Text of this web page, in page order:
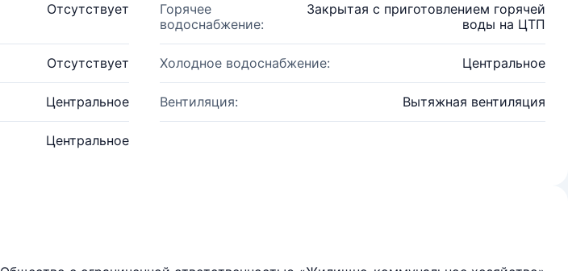
Отсутствует
Горячее
водоснабжение:
Закрытая с приготовлением горячей
воды на ЦТП
Отсутствует Холодное водоснабжение: Центральное
Центральное Вентиляция: Вытяжная вентиляция
Центральное